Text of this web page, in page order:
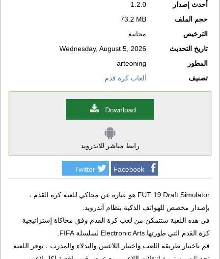
أحدث إصدار
1.2.0
حجم الملف
73.2 MB
الترخيص
مجانية
تاريخ التحديث
Wednesday, August 5, 2026
المطور
arteoning
تصنيف
ألعاب كرة قدم
Download
رابط مباشر للاندرويد
Facebook
Twitter
FUT 19 Draft Simulator هو عبارة عن محاكي للعبة كرة القدم ،
بإصدار مخصص للهواتف الذكية بنظام آندرويد.
في هذه اللعبة ستتمكن من لعب كرة القدم وفق محاكاة إستراتيجية
كرة القدم التي طورتها Electronic Arts لسلسلة FIFA.
قم باختيار طريقة اللعب واختيار اللاعبين والبدلاء والمدرب ، توفر اللعبة